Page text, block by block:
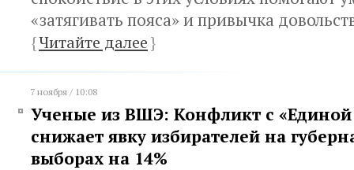
«затягивать пояса» и привычка
{Читайте далее}
7 ноября / 10:08
Ученые из ВШЭ: Конфликт с «Единой
снижает явку избирателей на
выборах на 14%